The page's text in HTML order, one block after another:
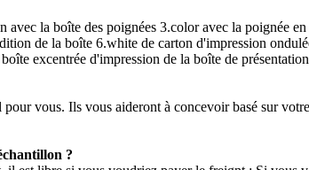
avec la boîte des poignées 3.color avec la poignée
de la boîte 6.white de carton d'impression
excentrée d'impression de la boîte de
vous. Ils vous aideront à concevoir basé sur
?